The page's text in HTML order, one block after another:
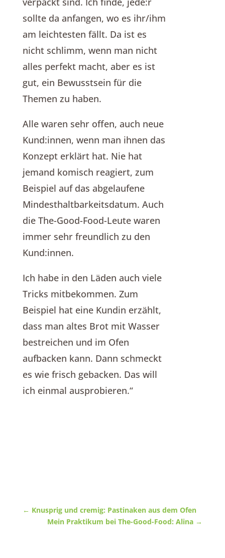
sollte da anfangen, wo es ihr/ihm
am leichtesten fällt. Da ist es
nicht schlimm, wenn man nicht
alles perfekt macht, aber es ist
gut, ein Bewusstsein für die
Themen zu haben.
Alle waren sehr offen, auch neue
Kund:innen, wenn man ihnen das
Konzept erklärt hat. Nie hat
jemand komisch reagiert, zum
Beispiel auf das abgelaufene
Mindesthaltbarkeitsdatum. Auch
die The-Good-Food-Leute waren
immer sehr freundlich zu den
Kund:innen.
Ich habe in den Läden auch viele
Tricks mitbekommen. Zum
Beispiel hat eine Kundin erzählt,
dass man altes Brot mit Wasser
bestreichen und im Ofen
aufbacken kann. Dann schmeckt
es wie frisch gebacken. Das will
ich einmal ausprobieren.“
← Knusprig und cremig: Pastinaken aus dem Ofen
Mein Praktikum bei The-Good-Food: Alina →